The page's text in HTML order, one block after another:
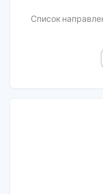
Список